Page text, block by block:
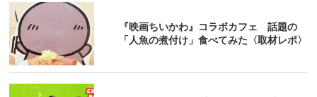
『映画ちいかわ』コラボカフェ 話題の
「人魚の煮付け」食べてみた〈取材レポ〉